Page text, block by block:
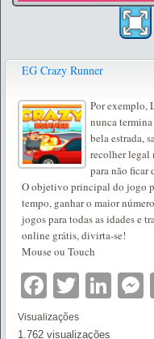
EG Crazy Runner
Por exemplo,
nunca
bela estrada,
recolher legal
para não ficar
O objetivo principal do jogo
tempo, ganhar o maior
jogos para todas as idades e
online grátis, divirta-se!
Mouse ou Touch
Visualizações
1.762 visualizações